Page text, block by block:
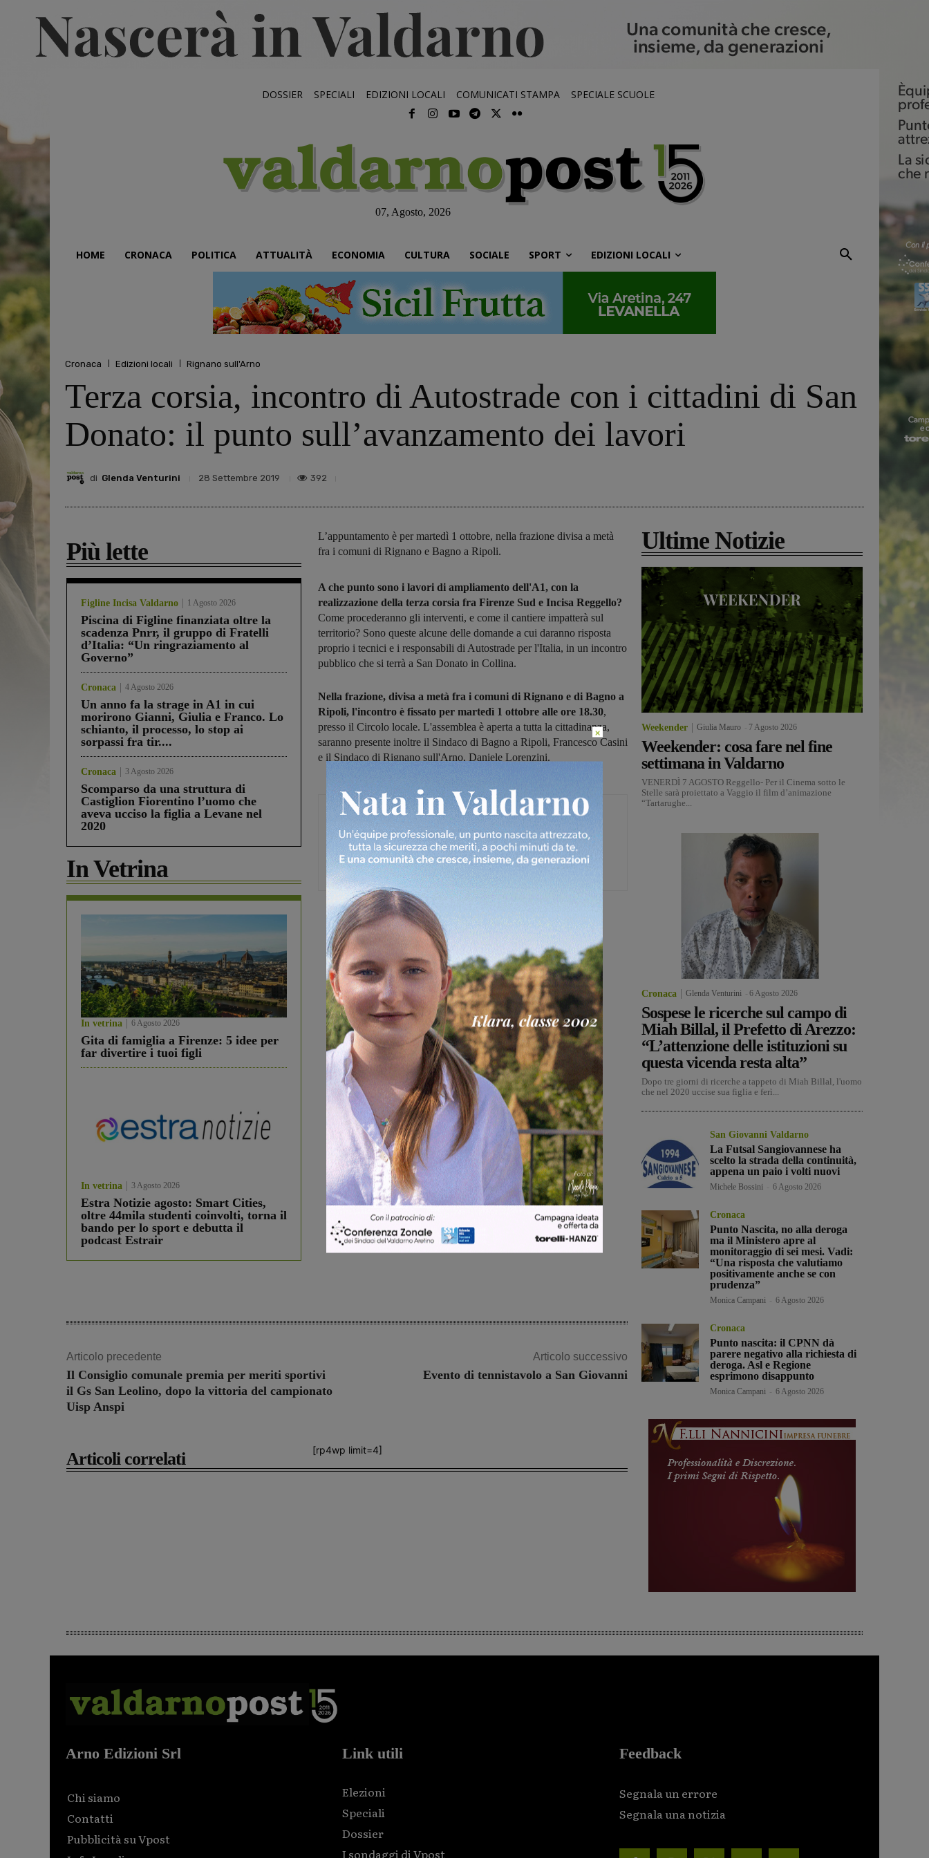
DOSSIER SPECIALI EDIZIONI LOCALI COMUNICATI STAMPA SPECIALE SCUOLE
07, Agosto, 2026
HOME CRONACA POLITICA ATTUALITÀ ECONOMIA CULTURA SOCIALE SPORT EDIZIONI LOCALI
Cronaca Edizioni locali Rignano sull'Arno
Terza corsia, incontro di Autostrade con i cittadini di San
Donato: il punto sull’avanzamento dei lavori
di Glenda Venturini 28 Settembre 2019 392
Più lette
Figline Incisa Valdarno 1 Agosto 2026
Piscina di Figline finanziata oltre la
scadenza Pnrr, il gruppo di Fratelli
d’Italia: “Un ringraziamento al
Governo”
Cronaca 4 Agosto 2026
Un anno fa la strage in A1 in cui
morirono Gianni, Giulia e Franco. Lo
schianto, il processo, lo stop ai
sorpassi fra tir....
Cronaca 3 Agosto 2026
Scomparso da una struttura di
Castiglion Fiorentino l’uomo che
aveva ucciso la figlia a Levane nel
2020
In Vetrina
In vetrina 6 Agosto 2026
Gita di famiglia a Firenze: 5 idee per
far divertire i tuoi figli
In vetrina 3 Agosto 2026
Estra Notizie agosto: Smart Cities,
oltre 44mila studenti coinvolti, torna il
bando per lo sport e debutta il
podcast Estrair
L’appuntamento è per martedì 1 ottobre, nella frazione divisa a metà
fra i comuni di Rignano e Bagno a Ripoli.
A che punto sono i lavori di ampliamento dell'A1, con la
realizzazione della terza corsia fra Firenze Sud e Incisa Reggello?
Come procederanno gli interventi, e come il cantiere impatterà sul
territorio? Sono queste alcune delle domande a cui daranno risposta
proprio i tecnici e i responsabili di Autostrade per l'Italia, in un incontro
pubblico che si terrà a San Donato in Collina.
Nella frazione, divisa a metà fra i comuni di Rignano e di Bagno a
Ripoli, l'incontro è fissato per martedì 1 ottobre alle ore 18.30,
presso il Circolo locale. L'assemblea è aperta a tutta la cittadinanza,
saranno presente inoltre il Sindaco di Bagno a Ripoli, Francesco Casini
e il Sindaco di Rignano sull'Arno, Daniele Lorenzini.
Glenda Venturini
Capo redattore
Share
Articolo precedente
Il Consiglio comunale premia per meriti sportivi
il Gs San Leolino, dopo la vittoria del campionato
Uisp Anspi
Articolo successivo
Evento di tennistavolo a San Giovanni
[rp4wp limit=4]
Articoli correlati
Ultime Notizie
Weekender Giulia Mauro 7 Agosto 2026
Weekender: cosa fare nel fine
settimana in Valdarno
VENERDÌ 7 AGOSTO Reggello- Per il Cinema sotto le
Stelle sarà proiettato a Vaggio il film d’animazione
“Tartarughe...
Cronaca Glenda Venturini 6 Agosto 2026
Sospese le ricerche sul campo di
Miah Billal, il Prefetto di Arezzo:
“L’attenzione delle istituzioni su
questa vicenda resta alta”
Dopo tre giorni di ricerche a tappeto di Miah Billal, l'uomo
che nel 2020 uccise sua figlia e ferì...
San Giovanni Valdarno
La Futsal Sangiovannese ha
scelto la strada della continuità,
appena un paio i volti nuovi
Michele Bossini 6 Agosto 2026
Cronaca
Punto Nascita, no alla deroga
ma il Ministero apre al
monitoraggio di sei mesi. Vadi:
“Una risposta che valutiamo
positivamente anche se con
prudenza”
Monica Campani 6 Agosto 2026
Cronaca
Punto nascita: il CPNN dà
parere negativo alla richiesta di
deroga. Asl e Regione
esprimono disappunto
Monica Campani 6 Agosto 2026
Arno Edizioni Srl
Chi siamo
Contatti
Pubblicità su Vpost
Link utili
Elezioni
Speciali
Dossier
I sondaggi di Vpost
Feedback
Segnala un errore
Segnala una notizia
×